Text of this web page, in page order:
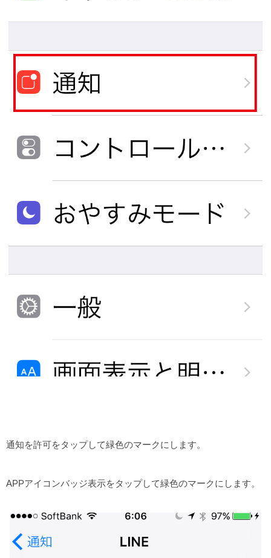
通知を許可をタップして緑色のマークにします。
APPアイコンバッジ表示をタップして緑色のマークにします。